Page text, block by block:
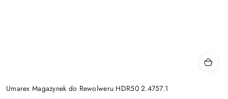
Umarex Magazynek do Rewolweru HDR50 2.4757.1